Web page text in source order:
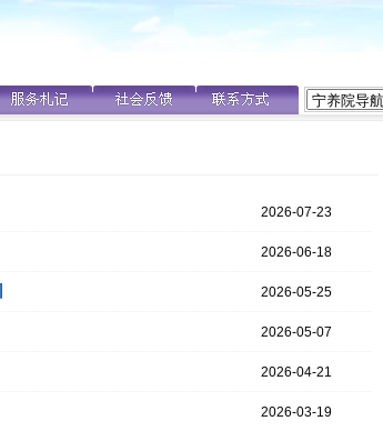
2026-07-23
2026-06-18
2026-05-25
2026-05-07
2026-04-21
2026-03-19